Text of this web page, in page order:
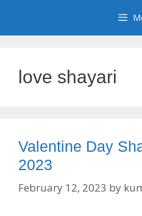
love shayari
Valentine Day
2023
February 12, 2023 by